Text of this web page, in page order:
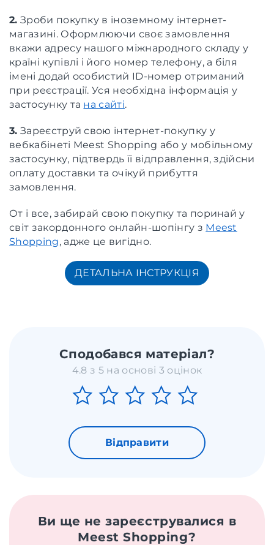
2. Зроби покупку в іноземному інтернет-
магазині. Оформлюючи своє замовлення
вкажи адресу нашого міжнародного складу у
країні купівлі і його номер телефону, а біля
імені додай особистий ID-номер отриманий
при реєстрації. Уся необхідна інформація у
застосунку та на сайті.
3. Зареєструй свою інтернет-покупку у
вебкабінеті Meest Shopping або у мобільному
застосунку, підтвердь її відправлення, здійсни
оплату доставки та очікуй прибуття
замовлення.
От і все, забирай свою покупку та поринай у
світ закордонного онлайн-шопінгу з Meest
Shopping, адже це вигідно.
ДЕТАЛЬНА ІНСТРУКЦІЯ
Сподобався матеріал?
4.8 з 5 на основі 3 оцінок
Відправити
Ви ще не зареєструвалися в
Meest Shopping?